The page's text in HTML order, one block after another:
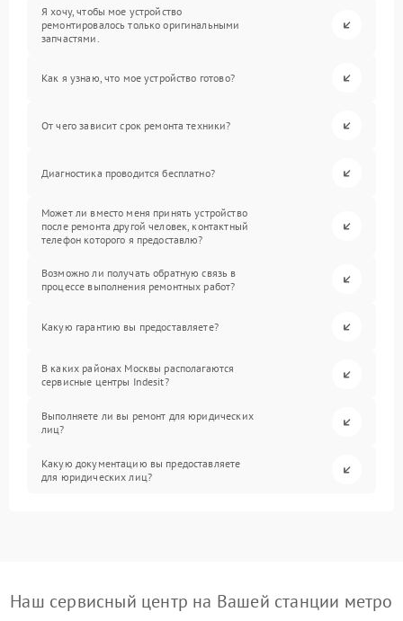
Я хочу, чтобы мое устройство
ремонтировалось только оригинальными
запчастями.
Как я узнаю, что мое устройство готово?
От чего зависит срок ремонта техники?
Диагностика проводится бесплатно?
Может ли вместо меня принять устройство
после ремонта другой человек, контактный
телефон которого я предоставлю?
Возможно ли получать обратную связь в
процессе выполнения ремонтных работ?
Какую гарантию вы предоставляете?
В каких районах Москвы располагаются
сервисные центры Indesit?
Выполняете ли вы ремонт для юридических
лиц?
Какую документацию вы предоставляете
для юридических лиц?
Наш сервисный центр на Вашей станции метро